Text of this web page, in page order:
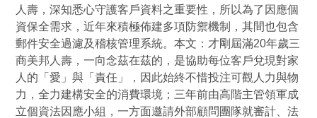
人壽，深知悉心守護客戶資料之重要性，所以為了因應個
資保全需求，近年來積極佈建多項防禦機制，其間也包含
郵件安全過濾及稽核管理系統。本文：才剛屆滿20年歲三
商美邦人壽，一向念茲在茲的，是協助每位客戶兌現對家
人的「愛」與「責任」，因此始終不惜投注可觀人力與物
力，全力建構安全的消費環境；三年前由高階主管領軍成
立個資法因應小組，一方面邀請外部顧問團隊就審計、法